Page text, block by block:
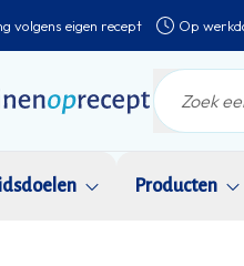
volgens eigen recept Op
Producten